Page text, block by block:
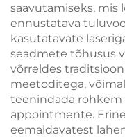
saavutamiseks, mis
ennustatava
kasutatavate
seadmete tõhusus
võrreldes
meetoditega,
teenindada rohkem
appointmente.
eemaldavatest